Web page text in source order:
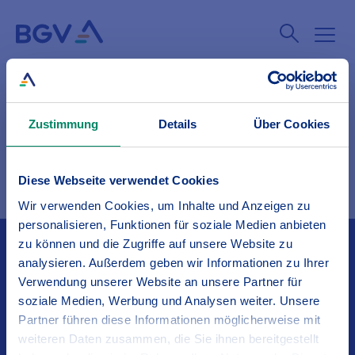
Zustimmung Details Über Cookies
Diese Webseite verwendet Cookies
Wir verwenden Cookies, um Inhalte und Anzeigen zu
personalisieren, Funktionen für soziale Medien anbieten
zu können und die Zugriffe auf unsere Website zu
analysieren. Außerdem geben wir Informationen zu Ihrer
Verwendung unserer Website an unsere Partner für
soziale Medien, Werbung und Analysen weiter. Unsere
Partner führen diese Informationen möglicherweise mit
weiteren Daten zusammen, die Sie ihnen bereitgestellt
Kontaktformular
Kontakt
Service